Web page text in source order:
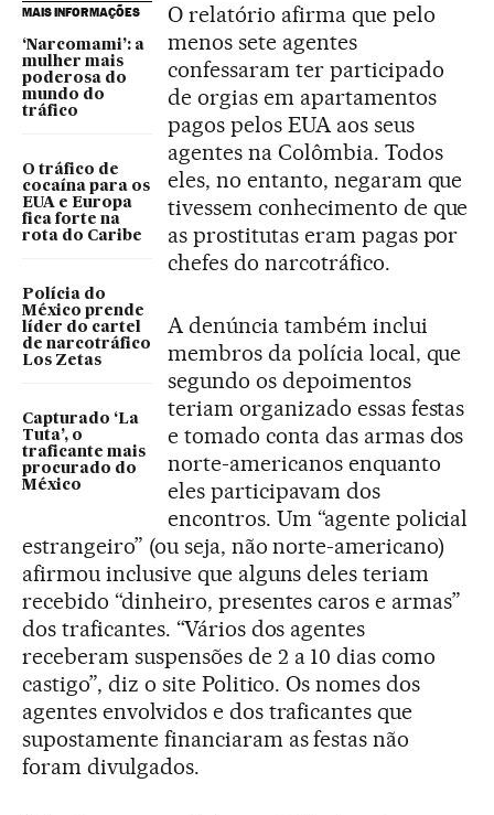
MAIS INFORMAÇÕES
‘Narcomami’: a
mulher mais
poderosa do
mundo do
tráfico
O tráfico de
cocaína para os
EUA e Europa
fica forte na
rota do Caribe
Polícia do
México prende
líder do cartel
de narcotráfico
Los Zetas
Capturado ‘La
Tuta’, o
traficante mais
procurado do
México
O relatório afirma que pelo
menos sete agentes
confessaram ter participado
de orgias em apartamentos
pagos pelos EUA aos seus
agentes na Colômbia. Todos
eles, no entanto, negaram que
tivessem conhecimento de que
as prostitutas eram pagas por
chefes do narcotráfico.
A denúncia também inclui
membros da polícia local, que
segundo os depoimentos
teriam organizado essas festas
e tomado conta das armas dos
norte-americanos enquanto
eles participavam dos
encontros. Um “agente policial
estrangeiro” (ou seja, não norte-americano)
afirmou inclusive que alguns deles teriam
recebido “dinheiro, presentes caros e armas”
dos traficantes. “Vários dos agentes
receberam suspensões de 2 a 10 dias como
castigo”, diz o site Politico. Os nomes dos
agentes envolvidos e dos traficantes que
supostamente financiaram as festas não
foram divulgados.